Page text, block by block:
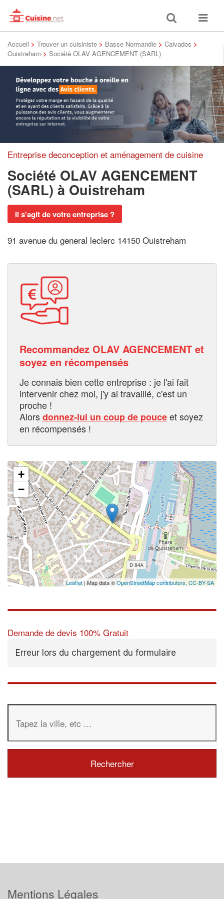
Toggle
search
Toggle
Accueil > Trouver un cuisiniste > Basse Normandie > Calvados >
Ouistreham > Société OLAV AGENCEMENT (SARL)
Entreprise deconception et aménagement de cuisine
Société OLAV AGENCEMENT
(SARL) à Ouistreham
Il s'agit de votre entreprise ?
91 avenue du general leclerc 14150 Ouistreham
Recommandez OLAV AGENCEMENT et
soyez en récompensés
Je connais bien cette entreprise : je l'ai fait
intervenir chez moi, j'y ai travaillé, c'est un
proche !
Alorsdonnez-lui un coup de pouceet soyez
en récompensés !
+
−
Leaflet| Map data ©OpenStreetMap contributors, CC-BY-SA
Demande de devis 100% Gratuit
Erreur lors du chargement du formulaire
Mentions Légales